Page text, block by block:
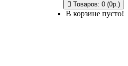
Товаров: 0 (0р.)
В корзине пусто!